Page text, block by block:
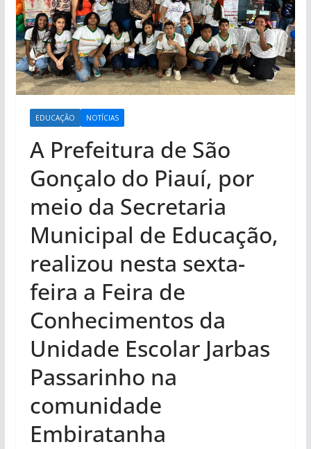
EDUCAÇÃO NOTÍCIAS
A Prefeitura de São
Gonçalo do Piauí, por
meio da Secretaria
Municipal de Educação,
realizou nesta sexta-
feira a Feira de
Conhecimentos da
Unidade Escolar Jarbas
Passarinho na
comunidade
Embiratanha